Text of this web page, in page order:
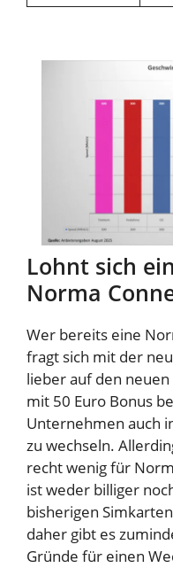
Lohnt sich
Norma
Wer bereits eine
fragt sich mit der
lieber auf den
mit 50 Euro Bonus
Unternehmen auch
zu wechseln.
recht wenig für
ist weder billiger
bisherigen
daher gibt es
Gründe für einen